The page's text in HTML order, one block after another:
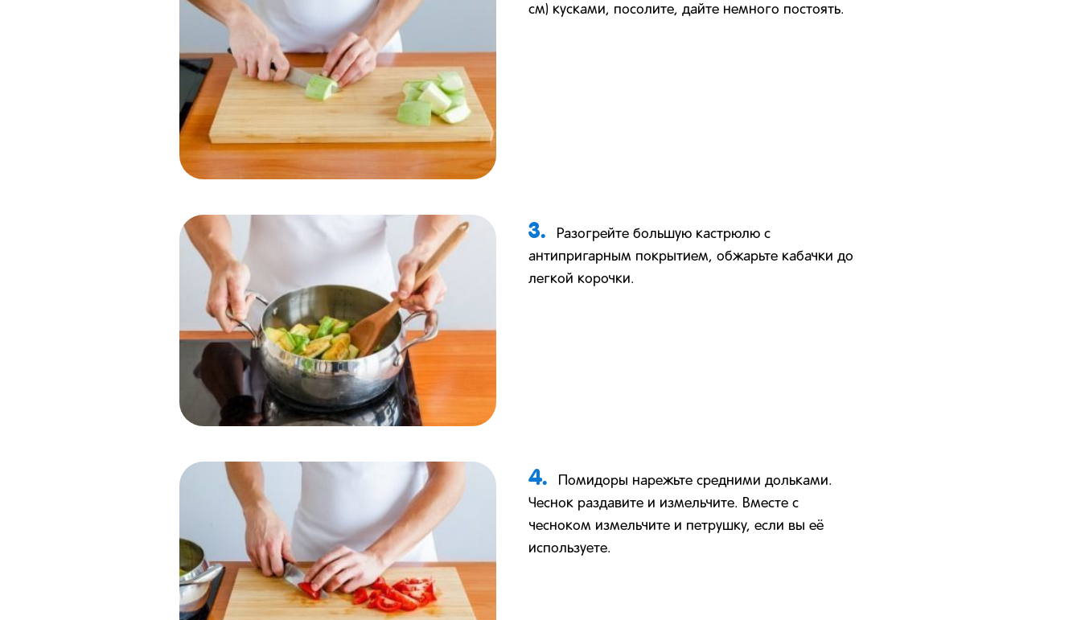
см) кусками, посолите, дайте немного постоять.
3.
Разогрейте большую кастрюлю с
антипригарным покрытием, обжарьте кабачки до
легкой корочки.
4.
Помидоры нарежьте средними дольками.
Чеснок раздавите и измельчите. Вместе с
чесноком измельчите и петрушку, если вы её
используете.